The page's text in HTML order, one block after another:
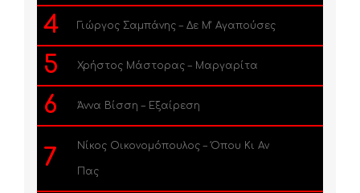
4 Γιώργος Σαμπάνης – Δε Μ’ Αγαπούσες
5 Χρήστος Μάστορας – Μαργαρίτα
6 Άννα Βίσση – Εξαίρεση
7 Νίκος Οικονομόπουλος – Όπου Κι Αν
Πας